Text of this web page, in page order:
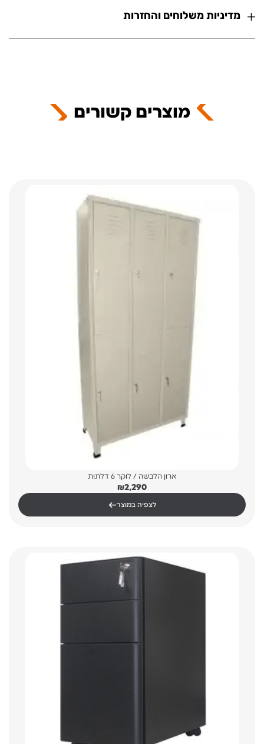
מדיניות משלוחים והחזרות
מוצרים קשורים
ארון הלבשה / לוקר 6 דלתות
₪2,290
←לצפיה במוצר